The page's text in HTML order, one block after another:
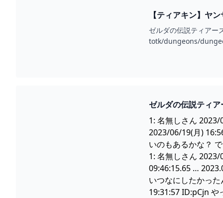
【ティアキン】ヤ
ゼルダの伝説ティア
totk/dungeons/
1: 名無しさん
2023/06/19(月)
いのもあるかな？
1: 名無しさん
09:46:15.65 …
いつなにしたかっ
19:31:57 ID:pCjn